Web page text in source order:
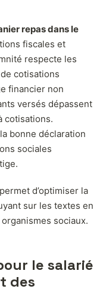
repas dans le
fiscales et
respecte les
cotisations
financier non
versés dépassent
cotisations.
bonne déclaration
sociales
d’optimiser la
sur les textes en
sociaux.
le salarié
des